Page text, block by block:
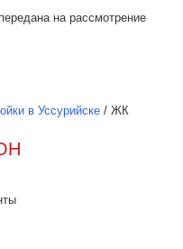
на рассмотрение
в Уссурийске / ЖК